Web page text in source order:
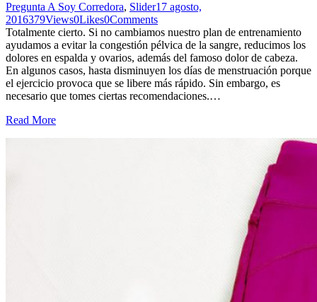
Pregunta A Soy Corredora, Slider17 agosto,
2016379Views0Likes0Comments
Totalmente cierto. Si no cambiamos nuestro plan de entrenamiento
ayudamos a evitar la congestión pélvica de la sangre, reducimos los
dolores en espalda y ovarios, además del famoso dolor de cabeza.
En algunos casos, hasta disminuyen los días de menstruación porque
el ejercicio provoca que se libere más rápido. Sin embargo, es
necesario que tomes ciertas recomendaciones.…
Read More